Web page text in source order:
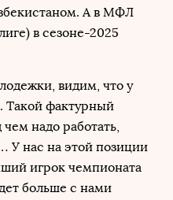
А в МФЛ
в сезоне-2025
видим, что у
Такой фактурный
надо работать,
У нас на этой позиции
игрок чемпионата
больше с нами